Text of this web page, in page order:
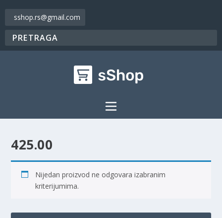
sshop.rs@gmail.com
425.00
Nijedan proizvod ne odgovara izabranim
kriterijumima.